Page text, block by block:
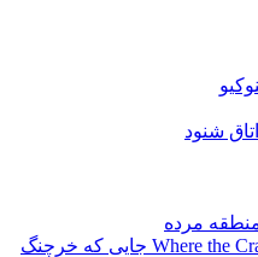
دانلود فیلم Where the Crawdads Sing 2022 جایی که خرچنگ